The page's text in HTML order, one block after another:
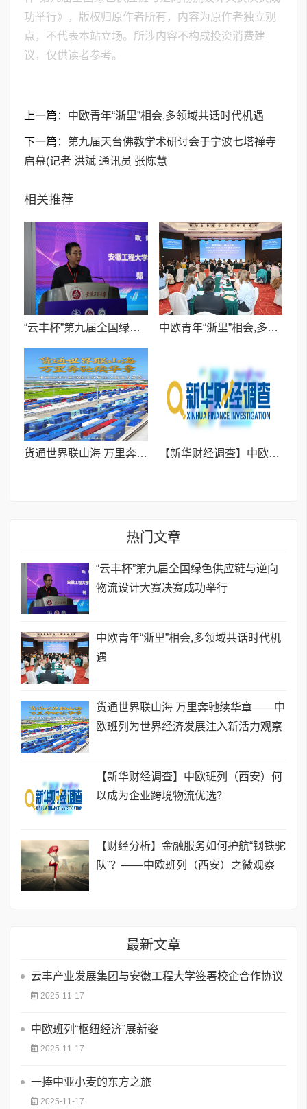
功举行》，版权归原作者所有，内容为原作者独立观
点，不代表本站立场。所涉内容不构成投资消费建
议，仅供读者参考。
上一篇： 中欧青年“浙里”相会,多领域共话时代机遇
下一篇： 第九届天台佛教学术研讨会于宁波七塔禅寺
启幕(记者 洪斌 通讯员 张陈慧
相关推荐
“云丰杯”第九届全国绿色供应链与逆向物流设计大赛决赛成功举行 中欧青年“浙里”相会,多领域共话时代机遇
货通世界联山海 万里奔驰续华章——中欧班列为世界经济发展注入新活力观察 【新华财经调查】中欧班列（西安）何以成为企业跨境物流优选？
热门文章
“云丰杯”第九届全国绿色供应链与逆向
物流设计大赛决赛成功举行
中欧青年“浙里”相会,多领域共话时代机
遇
货通世界联山海 万里奔驰续华章——中
欧班列为世界经济发展注入新活力观察
【新华财经调查】中欧班列（西安）何
以成为企业跨境物流优选？
【财经分析】金融服务如何护航“钢铁驼
队”？——中欧班列（西安）之微观察
最新文章
云丰产业发展集团与安徽工程大学签署校企合作协议
2025-11-17
中欧班列“枢纽经济”展新姿
2025-11-17
一捧中亚小麦的东方之旅
2025-11-17